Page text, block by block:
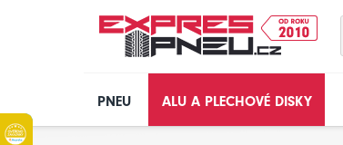
PNEU ALU A PLECHOVÉ DISKY